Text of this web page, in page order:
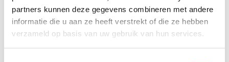
partners kunnen deze gegevens combineren met andere
informatie die u aan ze heeft verstrekt of die ze hebben
verzameld op basis van uw gebruik van hun services.
Jaarverslagen
Stichting Nationaal Monument